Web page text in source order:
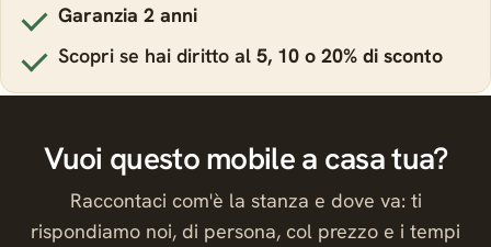
Garanzia 2 anni
Scopri se hai diritto al 5, 10 o 20% di sconto
Vuoi questo mobile a casa tua?
Raccontaci com'è la stanza e dove va: ti
rispondiamo noi, di persona, col prezzo e i tempi